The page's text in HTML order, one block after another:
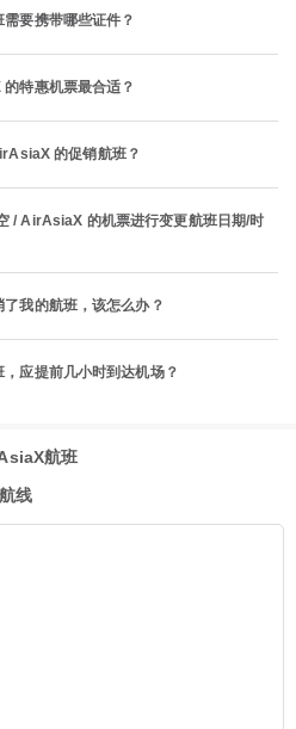
要携带哪些证件？
特惠机票最合适？
的促销航班？
/ AirAsiaX 的机票进行变更航班日期/时
我的航班，该怎么办？
应提前几小时到达机场？
航班
线